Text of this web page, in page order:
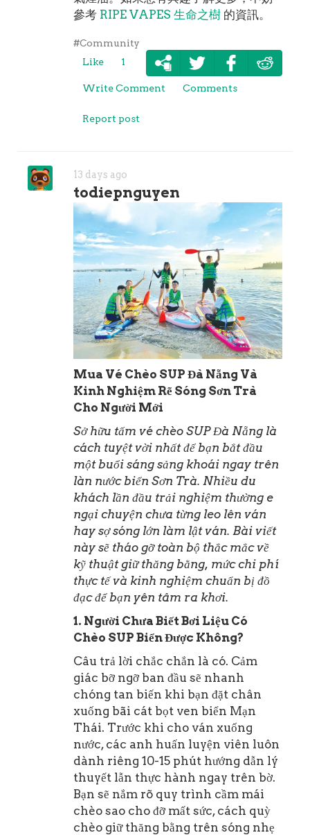
參考 RIPE VAPES 生命之樹 的資訊。
#Community
Like
1
Write Comment Comments
Report post
13 days ago
todiepnguyen
Mua Vé Chèo SUP Đà Nẵng Và
Kinh Nghiệm Rẽ Sóng Sơn Trà
Cho Người Mới
Sở hữu tấm vé chèo SUP Đà Nẵng là
cách tuyệt vời nhất để bạn bắt đầu
một buổi sáng sảng khoái ngay trên
làn nước biển Sơn Trà. Nhiều du
khách lần đầu trải nghiệm thường e
ngại chuyện chưa từng leo lên ván
hay sợ sóng lớn làm lật ván. Bài viết
này sẽ tháo gỡ toàn bộ thắc mắc về
kỹ thuật giữ thăng bằng, mức chi phí
thực tế và kinh nghiệm chuẩn bị đồ
đạc để bạn yên tâm ra khơi.
1. Người Chưa Biết Bơi Liệu Có
Chèo SUP Biển Được Không?
Câu trả lời chắc chắn là có. Cảm
giác bỡ ngỡ ban đầu sẽ nhanh
chóng tan biến khi bạn đặt chân
xuống bãi cát bọt ven biển Mạn
Thái. Trước khi cho ván xuống
nước, các anh huấn luyện viên luôn
dành riêng 10-15 phút hướng dẫn lý
thuyết lẫn thực hành ngay trên bờ.
Bạn sẽ nắm rõ quy trình cầm mái
chèo sao cho đỡ mất sức, cách quỳ
chèo giữ thăng bằng trên sóng nhẹ